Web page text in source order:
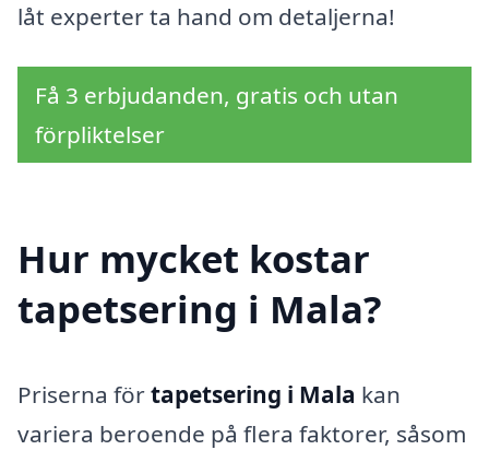
låt experter ta hand om detaljerna!
Få 3 erbjudanden, gratis och utan
förpliktelser
Hur mycket kostar
tapetsering i Mala?
Priserna förtapetsering i Mala kan
variera beroende på flera faktorer, såsom